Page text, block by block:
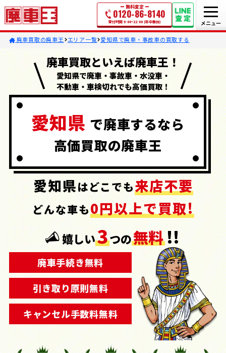
無料査定
0120-86-8140
受付時間 9:00~22:00 (年中無休)
廃車買取の廃車王 エリア一覧 愛知県で廃車・事故車の買取する
廃車買取といえば廃車王！
愛知県で廃車・事故車・水没車・
不動車・車検切れでも高価買取！
愛知県 で廃車するなら
高価買取の廃車王
愛知県はどこでも来店不要
どんな車も0円以上で買取!
嬉しい3つの無料 !!
廃車手続き無料
引き取り原則無料
キャンセル手数料無料